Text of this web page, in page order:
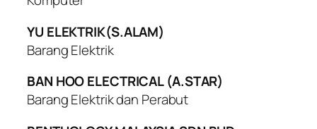
YU ELEKTRIK(S.ALAM)
Barang Elektrik
BAN HOO ELECTRICAL (A.STAR)
Barang Elektrik dan Perabut